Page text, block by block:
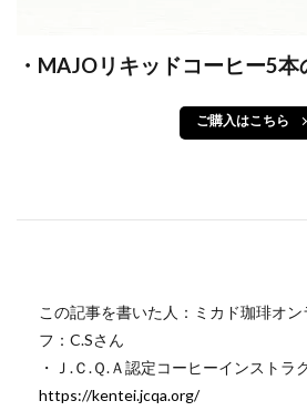
・MAJOリキッドコーヒー5本
ご購入はこちら
この記事を書いた人：ミカド珈琲オ
フ：C.Sさん
・Ｊ.Ｃ.Ｑ.Ａ認定コーヒーインスト
https://kentei.jcqa.org/